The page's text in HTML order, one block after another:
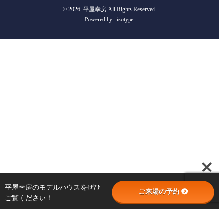
© 2026. 平屋幸房 All Rights Reserved.
Powered by . isotype.
平屋幸房のモデルハウスをぜひ
ご覧ください！
ご来場の予約